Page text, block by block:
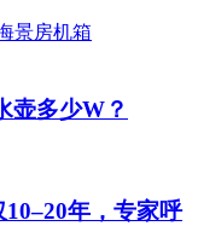
壶多少W？
年，专家呼